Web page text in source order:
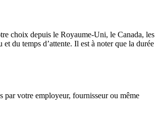
choix depuis le Royaume-Uni, le Canada, les
du temps d’attente. Il est à noter que la durée
par votre employeur, fournisseur ou même